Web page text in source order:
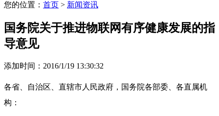
您的位置： 首页 > 新闻资讯
国务院关于推进物联网有序健康发展的指
导意见
添加时间：2016/1/19 13:30:32
各省、自治区、直辖市人民政府，国务院各部委、各直属机
构：